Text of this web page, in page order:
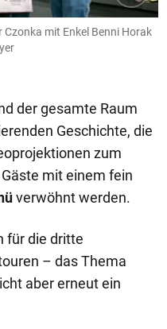
mit Enkel Benni Horak
der gesamte Raum
Geschichte, die
zum
mit einem fein
verwöhnt werden.
für die dritte
– das Thema
aber erneut ein